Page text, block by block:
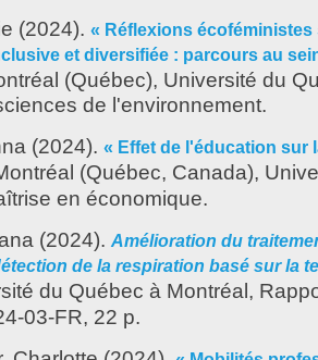
(2024). « Réflexions
et diversifiée : parcours au
(Québec), Université du
de l'environnement.
(2024). « Effet de l'éducation sur
(Québec, Canada),
en économique.
(2024). Amélioration du
de la respiration basé sur la
du Québec à Montréal,
03-FR, 22 p.